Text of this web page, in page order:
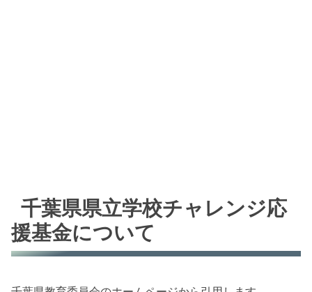
千葉県県立学校チャレンジ応
援基金について